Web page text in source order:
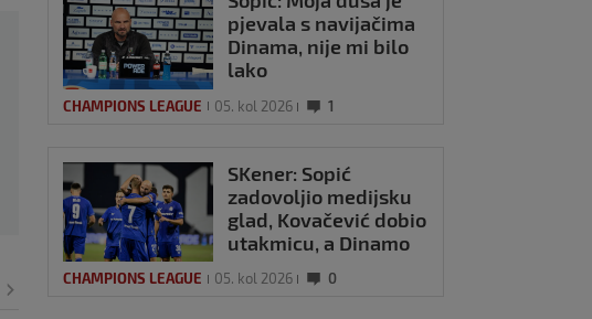
pjevala s navijačima
Dinama, nije mi bilo
lako
CHAMPIONS LEAGUE 05. kol 2026 1
SKener: Sopić
zadovoljio medijsku
glad, Kovačević dobio
utakmicu, a Dinamo
CHAMPIONS LEAGUE 05. kol 2026 0